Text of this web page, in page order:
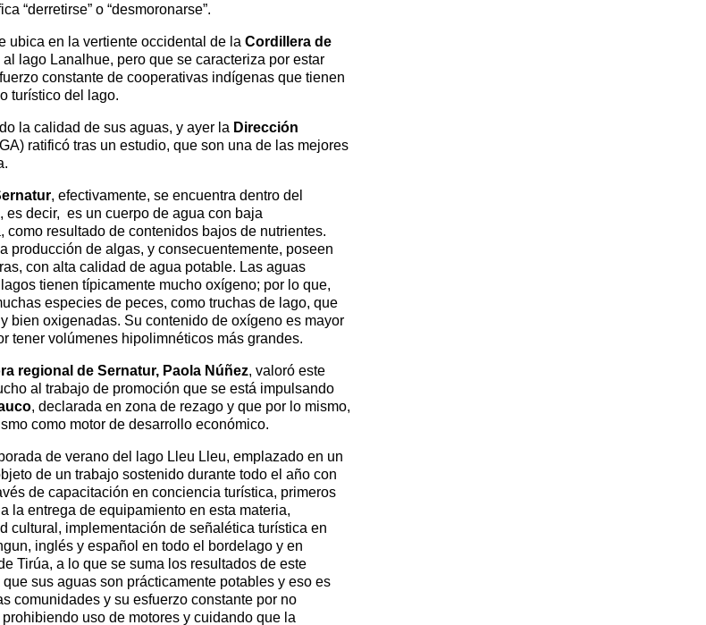
“derretirse” o “desmoronarse”.
ubica en la vertiente occidental de la Cordillera de
al lago Lanalhue, pero que se caracteriza por estar
constante de cooperativas indígenas que tienen
turístico del lago.
la calidad de sus aguas, y ayer la Dirección
ratificó tras un estudio, que son una de las mejores
, efectivamente, se encuentra dentro del
es decir, es un cuerpo de agua con baja
como resultado de contenidos bajos de nutrientes.
producción de algas, y consecuentemente, poseen
con alta calidad de agua potable. Las aguas
tienen típicamente mucho oxígeno; por lo que,
especies de peces, como truchas de lago, que
bien oxigenadas. Su contenido de oxígeno es mayor
tener volúmenes hipolimnéticos más grandes.
regional de Sernatur, Paola Núñez, valoró este
al trabajo de promoción que se está impulsando
, declarada en zona de rezago y que por lo mismo,
como motor de desarrollo económico.
de verano del lago Lleu Lleu, emplazado en un
de un trabajo sostenido durante todo el año con
de capacitación en conciencia turística, primeros
la entrega de equipamiento en esta materia,
cultural, implementación de señalética turística en
inglés y español en todo el bordelago y en
Tirúa, a lo que se suma los resultados de este
sus aguas son prácticamente potables y eso es
comunidades y su esfuerzo constante por no
uso de motores y cuidando que la